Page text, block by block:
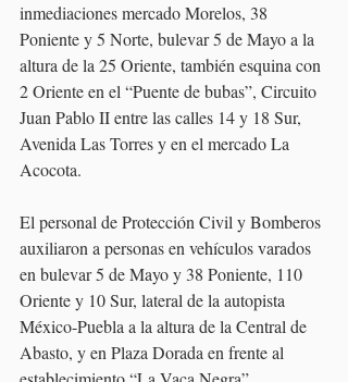
inmediaciones mercado Morelos, 38
Poniente y 5 Norte, bulevar 5 de Mayo a la
altura de la 25 Oriente, también esquina con
2 Oriente en el “Puente de bubas”, Circuito
Juan Pablo II entre las calles 14 y 18 Sur,
Avenida Las Torres y en el mercado La
Acocota.
El personal de Protección Civil y Bomberos
auxiliaron a personas en vehículos varados
en bulevar 5 de Mayo y 38 Poniente, 110
Oriente y 10 Sur, lateral de la autopista
México-Puebla a la altura de la Central de
Abasto, y en Plaza Dorada en frente al